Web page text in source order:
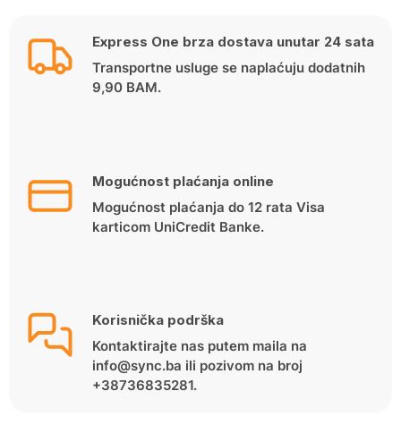
Express One brza dostava unutar 24 sata
Transportne usluge se naplaćuju dodatnih
9,90 BAM.
Mogućnost plaćanja online
Mogućnost plaćanja do 12 rata Visa
karticom UniCredit Banke.
Korisnička podrška
Kontaktirajte nas putem maila na
info@sync.ba ili pozivom na broj
+38736835281.